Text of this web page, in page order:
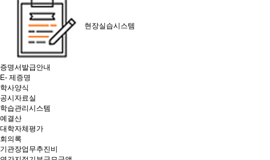
현장실습시스템
증명서발급안내
E- 제증명
학사양식
공시자료실
학습관리시스템
예결산
대학자체평가
회의록
기관장업무추진비